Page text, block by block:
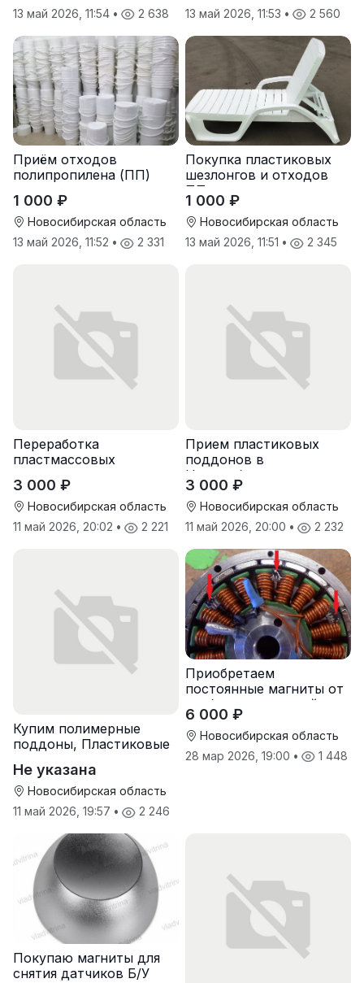
13 май 2026, 11:54 • 2 638 13 май 2026, 11:53 • 2 560
Приём отходов
полипропилена (ПП)
1 000 ₽
Новосибирская область
13 май 2026, 11:52 • 2 331
Покупка пластиковых
шезлонгов и отходов
ПП
1 000 ₽
Новосибирская область
13 май 2026, 11:51 • 2 345
Переработка
пластмассовых
3 000 ₽
Новосибирская область
11 май 2026, 20:02 • 2 221
Прием пластиковых
поддонов в
Новосибирске
3 000 ₽
Новосибирская область
11 май 2026, 20:00 • 2 232
Купим полимерные
поддоны, Пластиковые
Не указана
Новосибирская область
11 май 2026, 19:57 • 2 246
Приобретаем
постоянные магниты от
разбора двигателей
6 000 ₽
Новосибирская область
28 мар 2026, 19:00 • 1 448
Покупаю магниты для
снятия датчиков Б/У